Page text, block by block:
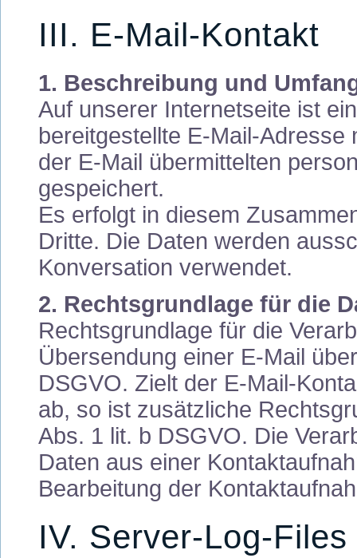
III. E-Mail-Kontakt
1. Beschreibung und
Auf unserer Internetseite ist
bereitgestellte E-Mail-
der E-Mail übermittelten
gespeichert.
Es erfolgt in diesem
Dritte. Die Daten werden
Konversation verwendet.
2. Rechtsgrundlage für die
Rechtsgrundlage für die
Übersendung einer E­-Mail
DSGVO. Zielt der E-Mail-
ab, so ist zusätzliche
Abs. 1 lit. b DSGVO. Die
Daten aus einer
Bearbeitung der
IV. Server-Log-Files